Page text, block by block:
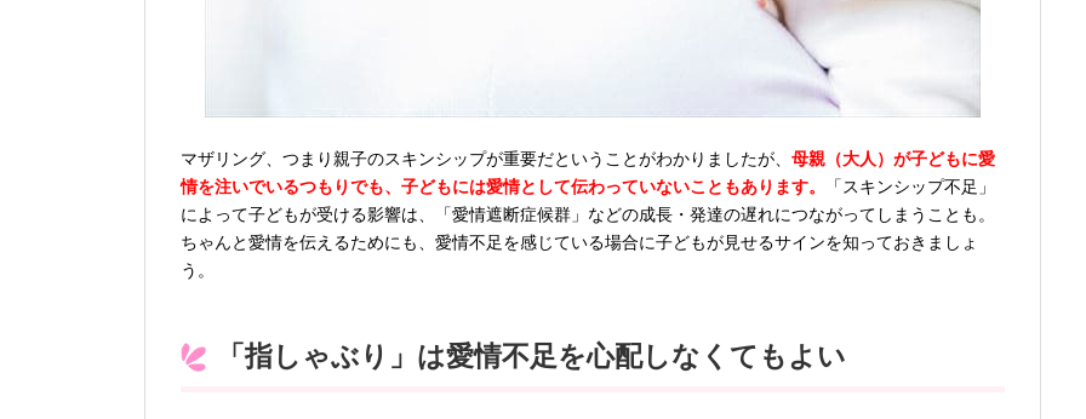
マザリング、つまり親子のスキンシップが重要だということがわかりましたが、 母親（大人）が子どもに愛
情を注いでいるつもりでも、子どもには愛情として伝わっていないこともあります。
「スキンシップ不足」
によって子どもが受ける影響は、「愛情遮断症候群」などの成長・発達の遅れにつながってしまうことも。
ちゃんと愛情を伝えるためにも、愛情不足を感じている場合に子どもが見せるサインを知っておきましょ
う。
「指しゃぶり」は愛情不足を心配しなくてもよい